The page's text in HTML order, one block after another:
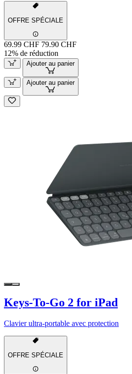
OFFRE SPÉCIALE
69.99 CHF 79.90 CHF
12% de réduction
Ajouter au panier
Ajouter au panier
Keys-To-Go 2 for iPad
Clavier ultra-portable avec protection
OFFRE SPÉCIALE